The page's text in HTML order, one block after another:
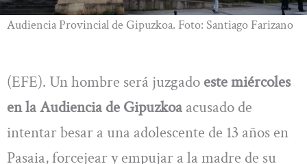
Audiencia Provincial de Gipuzkoa. Foto: Santiago Farizano
(EFE). Un hombre será juzgado este miércoles
en la Audiencia de Gipuzkoaacusado de
intentar besar a una adolescente de 13 años en
Pasaia, forcejear y empujar a la madre de su